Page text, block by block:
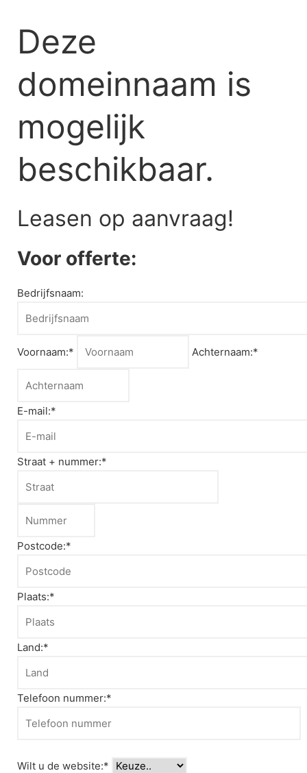
contentDeze
domeinnaam is
mogelijk
beschikbaar.
Leasen op aanvraag!
Voor offerte:
Bedrijfsnaam:
Voornaam:* Achternaam:*
E-mail:*
Straat + nummer:*
Postcode:*
Plaats:*
Land:*
Telefoon nummer:*
Wilt u de website:*